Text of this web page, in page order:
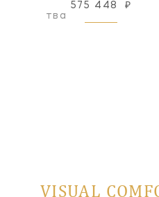
575 448 ₽
VISUAL